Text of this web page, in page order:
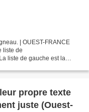
| OUEST-FRANCE
liste de
liste de gauche est la
propre texte
juste (Ouest-